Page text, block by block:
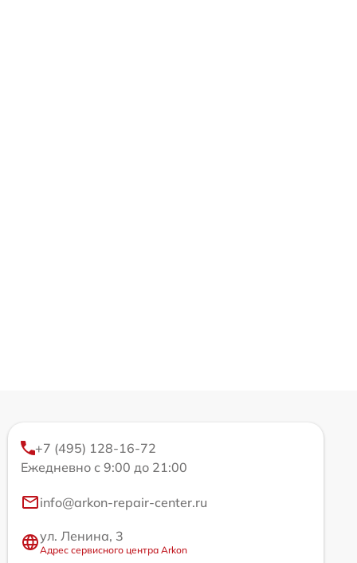
+7 (495) 128-16-72
Ежедневно с 9:00 до 21:00
info@arkon-repair-center.ru
ул. Ленина, 3
Адрес сервисного центра Arkon